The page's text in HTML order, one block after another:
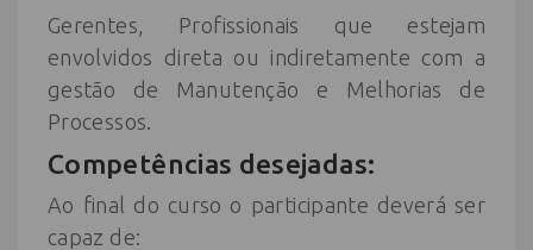
Gerentes, Profissionais que estejam
envolvidos direta ou indiretamente com a
gestão de Manutenção e Melhorias de
Processos.
Competências desejadas:
Ao final do curso o participante deverá ser
capaz de: